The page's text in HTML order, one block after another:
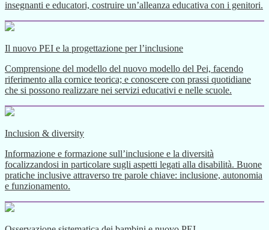
insegnanti e educatori, costruire un’alleanza educativa con i genitori.
Il nuovo PEI e la progettazione per l’inclusione
Comprensione del modello del nuovo modello del Pei, facendo
riferimento alla cornice teorica; e conoscere con prassi quotidiane
che si possono realizzare nei servizi educativi e nelle scuole.
Inclusion & diversity
Informazione e formazione sull’inclusione e la diversità
focalizzandosi in particolare sugli aspetti legati alla disabilità. Buone
pratiche inclusive attraverso tre parole chiave: inclusione, autonomia
e funzionamento.